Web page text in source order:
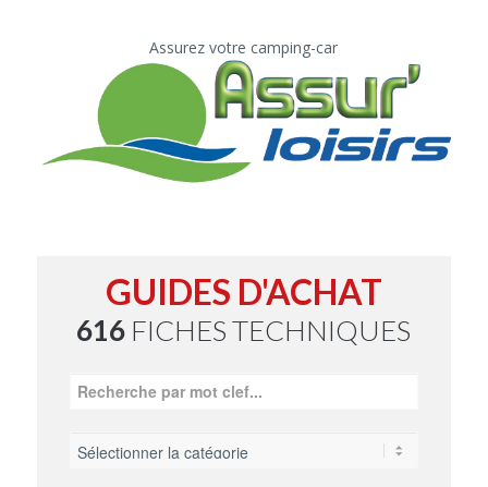
Assurez votre camping-car
GUIDES D'ACHAT
616 FICHES TECHNIQUES